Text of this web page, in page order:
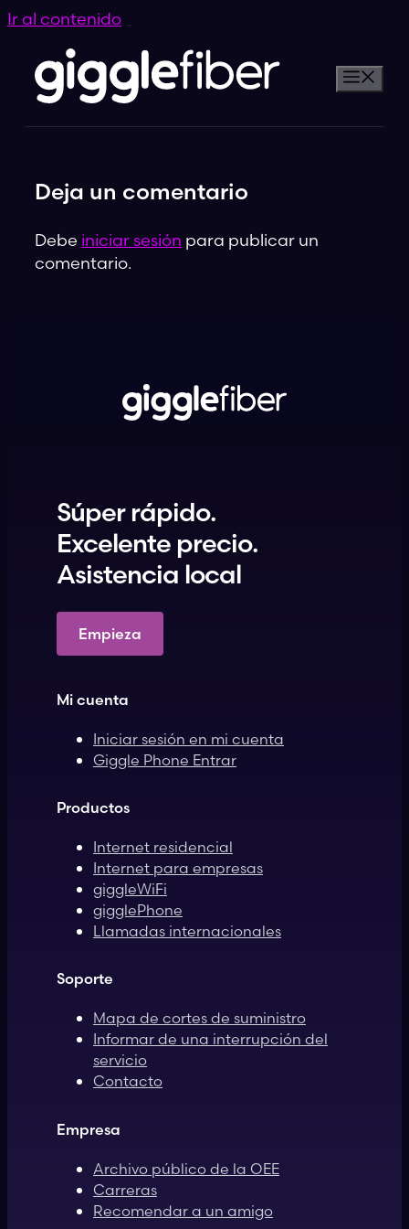
Ir al contenido
Deja un comentario
Debe iniciar sesión para publicar un
comentario.
Súper rápido.
Excelente precio.
Asistencia local
Empieza
Mi cuenta
Iniciar sesión en mi cuenta
Giggle Phone Entrar
Productos
Internet residencial
Internet para empresas
giggleWiFi
gigglePhone
Llamadas internacionales
Soporte
Mapa de cortes de suministro
Informar de una interrupción del
servicio
Contacto
Empresa
Archivo público de la OEE
Carreras
Recomendar a un amigo